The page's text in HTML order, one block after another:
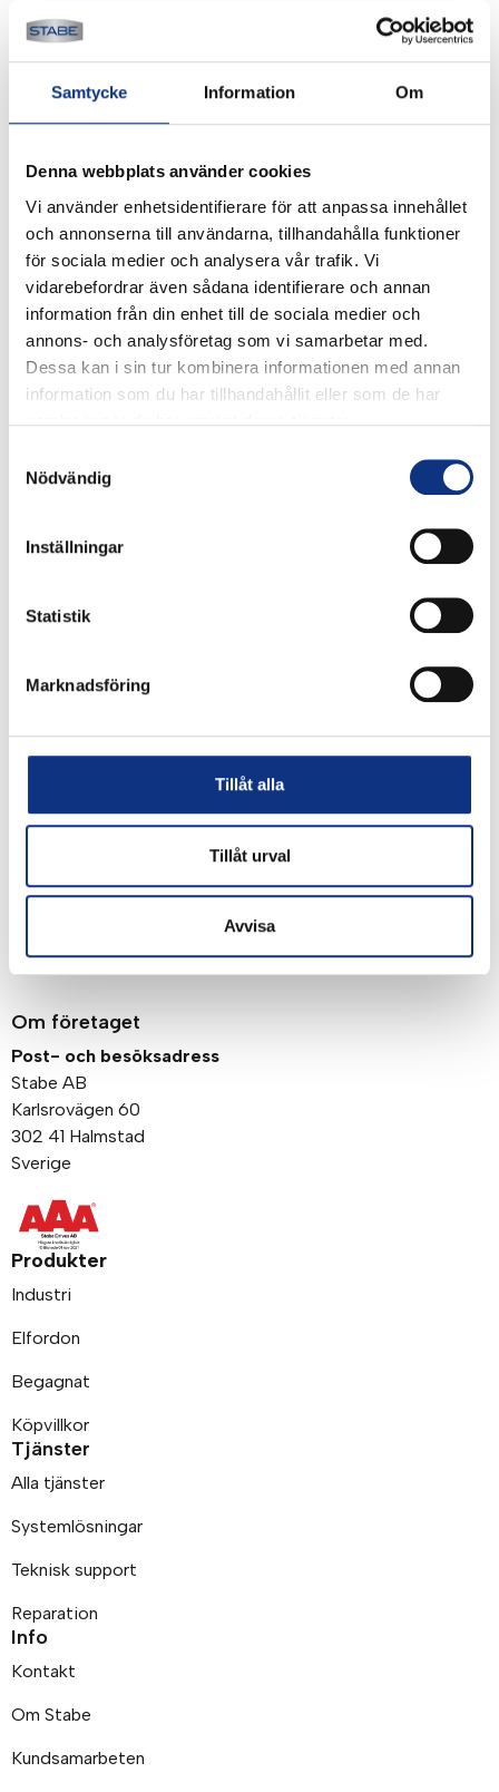
Samtycke Information Om
Denna webbplats använder cookies
Vi använder enhetsidentifierare för att anpassa innehållet
och annonserna till användarna, tillhandahålla funktioner
för sociala medier och analysera vår trafik. Vi
vidarebefordrar även sådana identifierare och annan
information från din enhet till de sociala medier och
annons- och analysföretag som vi samarbetar med.
Dessa kan i sin tur kombinera informationen med annan
information som du har tillhandahållit eller som de har
Nödvändig
Inställningar
Statistik
Marknadsföring
Tillåt alla
Tillåt urval
Avvisa
Betalning & frakt
Betalning mot faktura, 30 dagar. Fraktkostnad tillkommer.
Stabes nyhetsbrev
Signa upp dig på vår nyhetsbrev.
Signa upp
Genom att klicka på “Signa upp” dig bekräftar du
att du godkänner våraintegritetspolicy
Om företaget
Post- och besöksadress
Stabe AB
Karlsrovägen 60
302 41 Halmstad
Sverige
Produkter
Industri
Elfordon
Begagnat
Köpvillkor
Tjänster
Alla tjänster
Systemlösningar
Teknisk support
Reparation
Info
Kontakt
Om Stabe
Kundsamarbeten